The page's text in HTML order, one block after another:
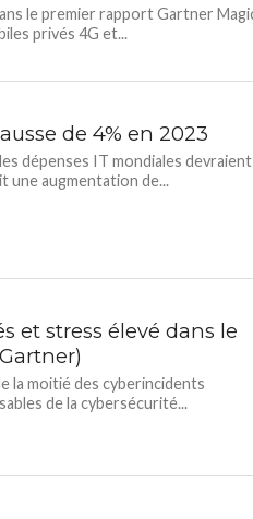
le premier rapport Gartner
privés 4G et...
de 4% en 2023
dépenses IT mondiales devraient
une augmentation de...
et stress élevé dans le
la moitié des cyberincidents
de la cybersécurité...